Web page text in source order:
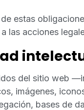
estas
las acciones
del sitio web
imágenes,
bases de